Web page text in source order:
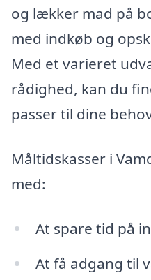
og lækker mad på
med indkøb og
Med et varieret
rådighed, kan du
passer til dine
Måltidskasser i
med:
At spare tid på
At få adgang til